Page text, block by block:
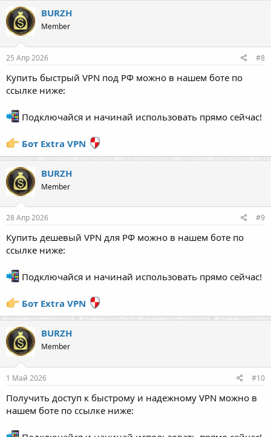
BURZH
Member
25 Апр 2026 #8
Купить быстрый VPN под РФ можно в нашем боте по
ссылке ниже:
Подключайся и начинай использовать прямо сейчас!
Бот Extra VPN
BURZH
Member
28 Апр 2026 #9
Купить дешевый VPN для РФ можно в нашем боте по
ссылке ниже:
Подключайся и начинай использовать прямо сейчас!
Бот Extra VPN
BURZH
Member
1 Май 2026 #10
Получить доступ к быстрому и надежному VPN можно в
нашем боте по ссылке ниже: